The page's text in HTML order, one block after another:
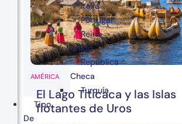
AMÉRICA
El Lago Titicaca y las Islas
flotantes de Uros
Italia
Portugal
Reino
Unido
República
Checa
Turquía
Tipo
De